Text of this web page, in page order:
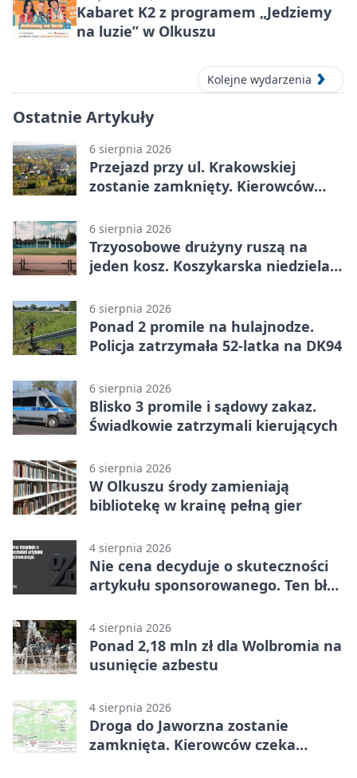
Kabaret K2 z programem „Jedziemy
na luzie” w Olkuszu
Kolejne wydarzenia
Ostatnie Artykuły
6 sierpnia 2026
Przejazd przy ul. Krakowskiej
zostanie zamknięty. Kierowców
6 sierpnia 2026
Trzyosobowe drużyny ruszą na
jeden kosz. Koszykarska niedziela
6 sierpnia 2026
Ponad 2 promile na hulajnodze.
Policja zatrzymała 52-latka na DK94
6 sierpnia 2026
Blisko 3 promile i sądowy zakaz.
Świadkowie zatrzymali kierujących
6 sierpnia 2026
W Olkuszu środy zamieniają
bibliotekę w krainę pełną gier
4 sierpnia 2026
Nie cena decyduje o skuteczności
artykułu sponsorowanego. Ten błąd
4 sierpnia 2026
Ponad 2,18 mln zł dla Wolbromia na
usunięcie azbestu
4 sierpnia 2026
Droga do Jaworzna zostanie
zamknięta. Kierowców czeka